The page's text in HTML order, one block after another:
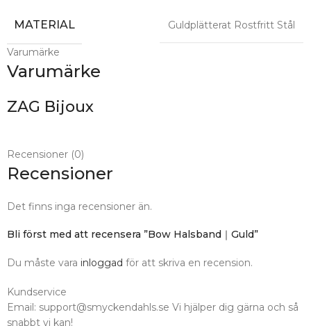
MATERIAL Guldplätterat Rostfritt Stål
Varumärke
Varumärke
ZAG Bijoux
Recensioner (0)
Recensioner
Det finns inga recensioner än.
Bli först med att recensera ”Bow Halsband｜Guld”
Du måste vara inloggad för att skriva en recension.
Kundservice
Email: support@smyckendahls.se Vi hjälper dig gärna och så
snabbt vi kan!